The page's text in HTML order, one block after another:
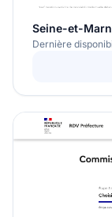
Seine-et-
Dernière